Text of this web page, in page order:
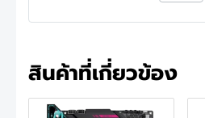
สินค้าที่เกี่ยวข้อง